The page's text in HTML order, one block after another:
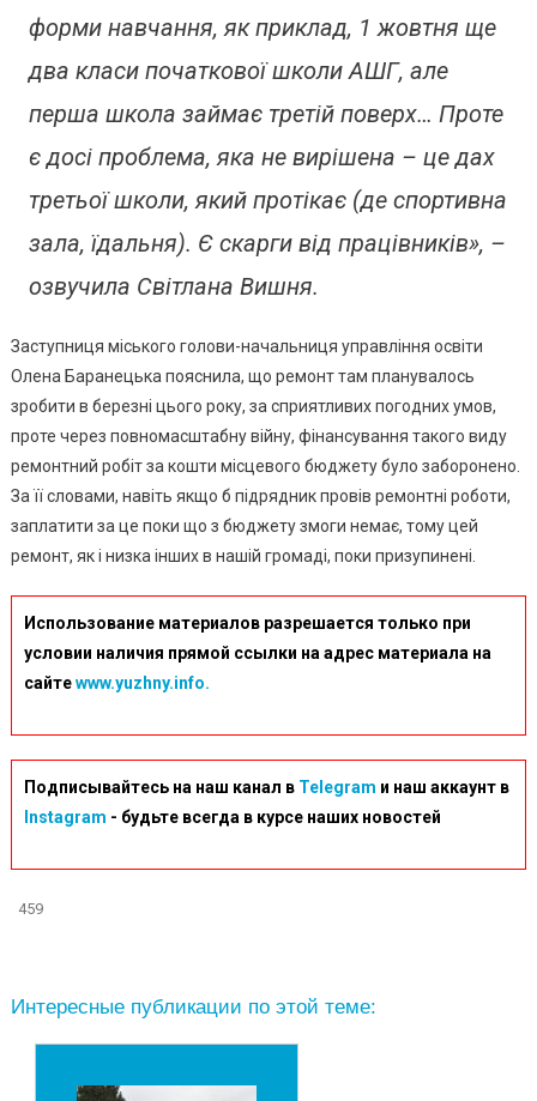
форми навчання, як приклад, 1 жовтня ще
два класи початкової школи АШГ, але
перша школа займає третій поверх… Проте
є досі проблема, яка не вирішена – це дах
третьої школи, який протікає (де спортивна
зала, їдальня). Є скарги від працівників», –
озвучила Світлана Вишня.
Заступниця міського голови-начальниця управління освіти
Олена Баранецька пояснила, що ремонт там планувалось
зробити в березні цього року, за сприятливих погодних умов,
проте через повномасштабну війну, фінансування такого виду
ремонтний робіт за кошти місцевого бюджету було заборонено.
За її словами, навіть якщо б підрядник провів ремонтні роботи,
заплатити за це поки що з бюджету змоги немає, тому цей
ремонт, як і низка інших в нашій громаді, поки призупинені.
Использование материалов разрешается только при
условии наличия прямой ссылки на адрес материала на
сайтеwww.yuzhny.info.
Подписывайтесь на наш канал в Telegram и наш аккаунт в
Instagram - будьте всегда в курсе наших новостей
459
Интересные публикации по этой теме: